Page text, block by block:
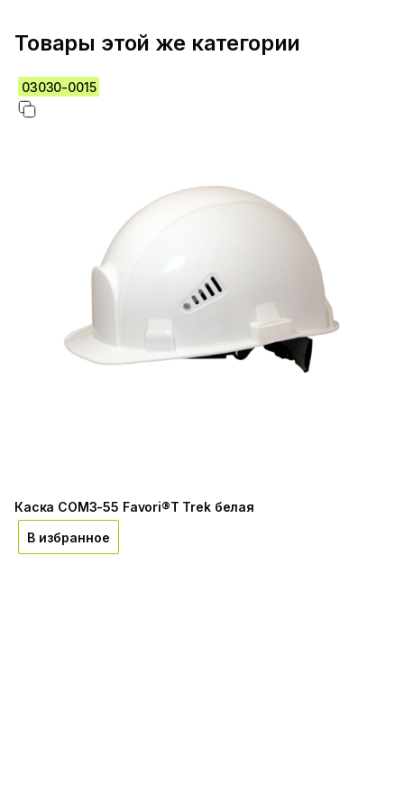
Товары этой же категории
03030-0015
Каска СОМЗ-55 Favori®T Trek белая
В избранное